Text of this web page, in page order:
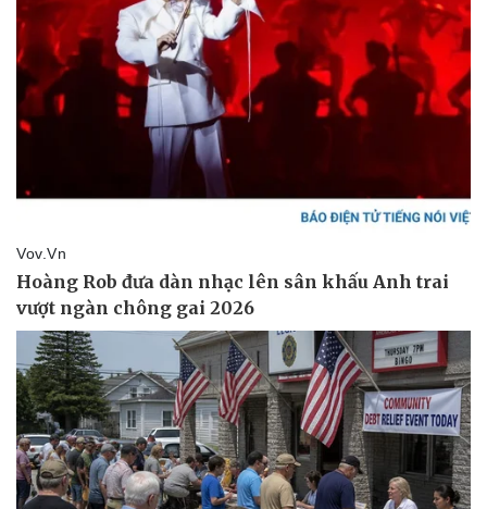
Tin nóng
Việt Nam
Phân tích